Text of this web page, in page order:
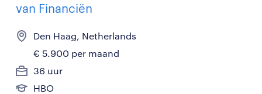
van Financiën
Den Haag, Netherlands
€ 5.900 per maand
36 uur
HBO